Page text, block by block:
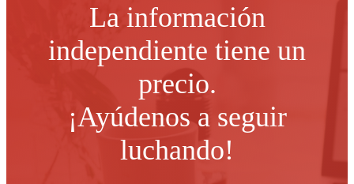
La información
independiente tiene un
precio.
¡Ayúdenos a seguir
luchando!